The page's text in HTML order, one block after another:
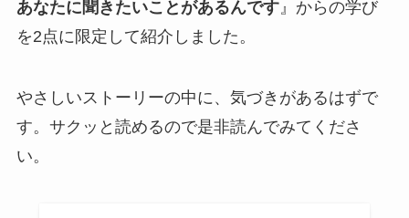
あなたに聞きたいことがあるんです』からの学び
を2点に限定して紹介しました。
やさしいストーリーの中に、気づきがあるはずで
す。サクッと読めるので是非読んでみてくださ
い。